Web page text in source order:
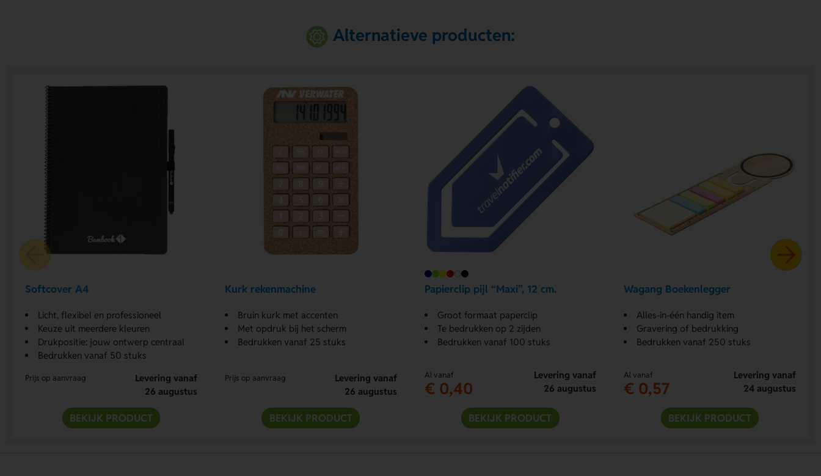
Alternatieve producten:
Softcover A4
Licht, flexibel en professioneel
Keuze uit meerdere kleuren
Drukpositie: jouw ontwerp centraal
Bedrukken vanaf 50 stuks
Prijs op aanvraag
Levering vanaf
26 augustus
BEKIJK PRODUCT
Kurk rekenmachine
Bruin kurk met accenten
Met opdruk bij het scherm
Bedrukken vanaf 25 stuks
Prijs op aanvraag
Levering vanaf
26 augustus
BEKIJK PRODUCT
Papierclip pijl “Maxi”, 12 cm.
Groot formaat paperclip
Te bedrukken op 2 zijden
Bedrukken vanaf 100 stuks
Al vanaf
€ 0,40
Levering vanaf
26 augustus
BEKIJK PRODUCT
Wagang Boekenlegger
Alles-in-één handig item
Gravering of bedrukking
Bedrukken vanaf 250 stuks
Al vanaf
€ 0,57
Levering vanaf
24 augustus
BEKIJK PRODUCT